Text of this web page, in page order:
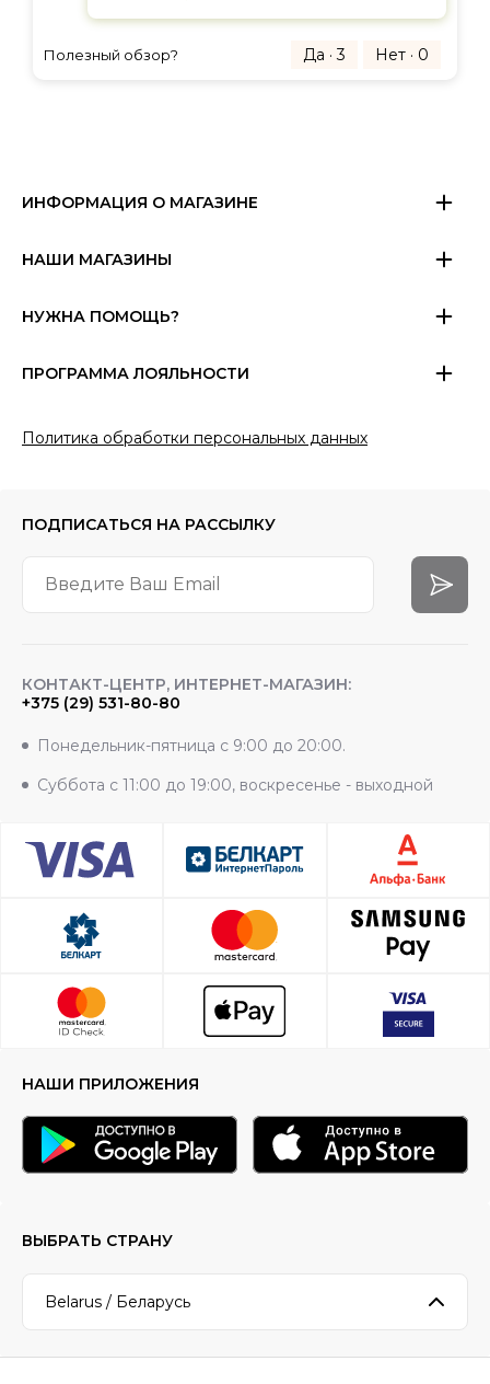
Полезный обзор? Да · 3 Нет · 0
ИНФОРМАЦИЯ О МАГАЗИНЕ
НАШИ МАГАЗИНЫ
НУЖНА ПОМОЩЬ?
ПРОГРАММА ЛОЯЛЬНОСТИ
Политика обработки персональных данных
ПОДПИСАТЬСЯ НА РАССЫЛКУ
КОНТАКТ-ЦЕНТР, ИНТЕРНЕТ-МАГАЗИН:
+375 (29) 531-80-80
Понедельник-пятница с 9:00 до 20:00.
Суббота с 11:00 до 19:00, воскресенье - выходной
НАШИ ПРИЛОЖЕНИЯ
ВЫБРАТЬ СТРАНУ
Belarus / Беларусь